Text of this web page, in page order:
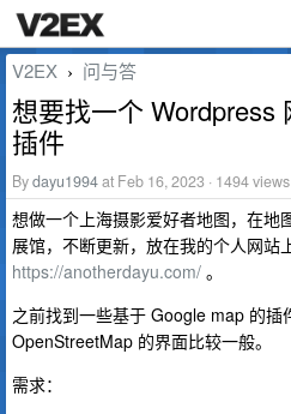
V2EX › 问与答
想要找一个 Wordpress
插件
Bydayu1994at Feb 16, 2023 · 1494 views
想做一个上海摄影爱好者地图，在地
展馆，不断更新，放在我的个人网站
https://anotherdayu.com/ 。
之前找到一些基于 Google map 的
OpenStreetMap 的界面比较一般。
需求：